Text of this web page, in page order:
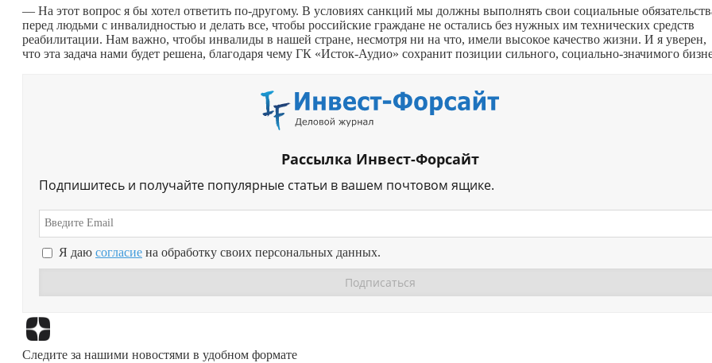
— На этот вопрос я бы хотел ответить по-другому. В условиях санкций мы должны выполнять свои социальные
перед людьми с инвалидностью и делать все, чтобы российские граждане не остались без нужных им технических средств
реабилитации. Нам важно, чтобы инвалиды в нашей стране, несмотря ни на что, имели высокое качество жизни. И я уверен,
что эта задача нами будет решена, благодаря чему ГК «Исток-Аудио» сохранит позиции сильного, социально-значимого
Рассылка Инвест-Форсайт
Подпишитесь и получайте популярные статьи в вашем почтовом ящике.
Я даю согласие на обработку своих персональных данных.
Следите за нашими новостями в удобном формате